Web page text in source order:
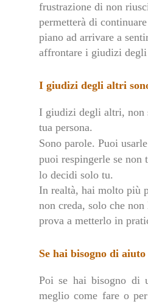
frustrazione di non
permetterà di
piano ad arrivare a
affrontare i giudizi
I giudizi degli altri
I giudizi degli altri, non
tua persona.
Sono parole. Puoi
puoi respingerle se non
lo decidi solo tu.
In realtà, hai molto più
non creda, solo che
prova a metterlo in
Se hai bisogno di aiuto
Poi se hai bisogno di
meglio come fare o